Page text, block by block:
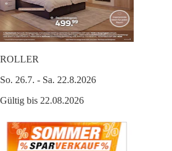
ROLLER
So. 26.7. - Sa. 22.8.2026
Gültig bis 22.08.2026